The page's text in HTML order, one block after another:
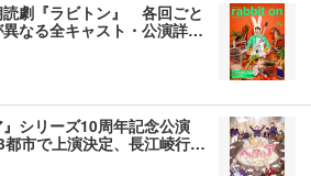
読劇『ラビトン』 各回ごと
なる全キャスト・公演詳…
シリーズ10周年記念公演
市で上演決定、長江崚行…